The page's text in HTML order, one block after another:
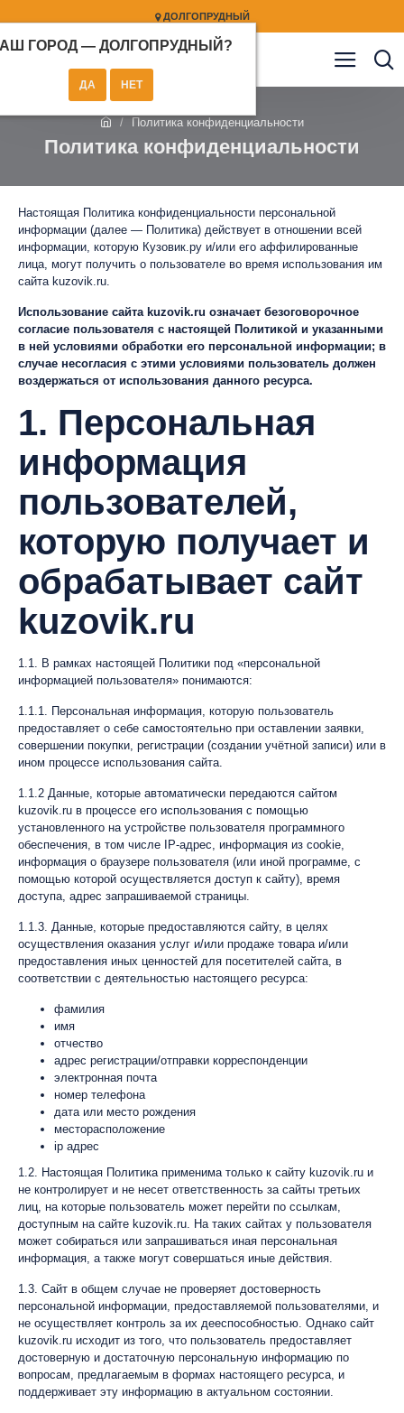
ДОЛГОПРУДНЫЙ
ГОРОД — ДОЛГОПРУДНЫЙ ?
Политика конфиденциальности
Политика конфиденциальности
Настоящая Политика конфиденциальности персональной
информации (далее — Политика) действует в отношении всей
информации, которую Кузовик.ру и/или его аффилированные
лица, могут получить о пользователе во время использования им
сайта kuzovik.ru.
Использование сайта kuzovik.ru означает безоговорочное
согласие пользователя с настоящей Политикой и указанными
в ней условиями обработки его персональной информации; в
случае несогласия с этими условиями пользователь должен
воздержаться от использования данного ресурса.
1. Персональная
информация
пользователей,
которую получает и
обрабатывает сайт
kuzovik.ru
1.1. В рамках настоящей Политики под «персональной
информацией пользователя» понимаются:
1.1.1. Персональная информация, которую пользователь
предоставляет о себе самостоятельно при оставлении заявки,
совершении покупки, регистрации (создании учётной записи) или в
ином процессе использования сайта.
1.1.2 Данные, которые автоматически передаются сайтом
kuzovik.ru в процессе его использования с помощью
установленного на устройстве пользователя программного
обеспечения, в том числе IP-адрес, информация из cookie,
информация о браузере пользователя (или иной программе, с
помощью которой осуществляется доступ к сайту), время
доступа, адрес запрашиваемой страницы.
1.1.3. Данные, которые предоставляются сайту, в целях
осуществления оказания услуг и/или продаже товара и/или
предоставления иных ценностей для посетителей сайта, в
соответствии с деятельностью настоящего ресурса:
фамилия
имя
отчество
адрес регистрации/отправки корреспонденции
электронная почта
номер телефона
дата или место рождения
месторасположение
ip адрес
1.2. Настоящая Политика применима только к сайту kuzovik.ru и
не контролирует и не несет ответственность за сайты третьих
лиц, на которые пользователь может перейти по ссылкам,
доступным на сайте kuzovik.ru. На таких сайтах у пользователя
может собираться или запрашиваться иная персональная
информация, а также могут совершаться иные действия.
1.3. Сайт в общем случае не проверяет достоверность
персональной информации, предоставляемой пользователями, и
не осуществляет контроль за их дееспособностью. Однако сайт
kuzovik.ru исходит из того, что пользователь предоставляет
достоверную и достаточную персональную информацию по
вопросам, предлагаемым в формах настоящего ресурса, и
поддерживает эту информацию в актуальном состоянии.